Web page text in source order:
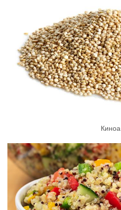
Киноа